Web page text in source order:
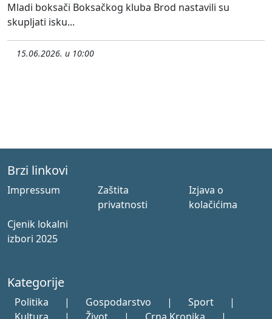
Mladi boksači Boksačkog kluba Brod nastavili su
skupljati isku...
15.06.2026. u 10:00
Brzi linkovi
Impressum
Zaštita
privatnosti
Izjava o
kolačićima
Cjenik lokalni
izbori 2025
Kategorije
Politika | Gospodarstvo | Sport
|